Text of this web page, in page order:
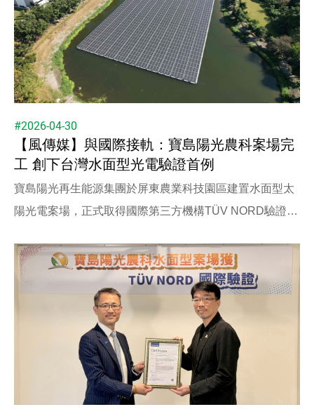
#2026-04-30
【風傳媒】與國際接軌：寶島陽光農科案場完
工 創下台灣水面型光電驗證首例
寶島陽光再生能源集團於屏東農業科技園區建置水面型太
陽光電案場，正式取得國際第三方機構TÜV NORD驗證，
認證不僅代表案場在設計、施工與運作層面皆符合國際標
準，更象徵台灣水面型光電發展邁向制度化與國際接軌的